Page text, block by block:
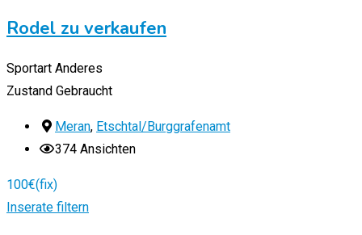
Rodel zu verkaufen
Sportart Anderes
Zustand Gebraucht
Meran, Etschtal/Burggrafenamt
374 Ansichten
100€(fix)
Inserate filtern